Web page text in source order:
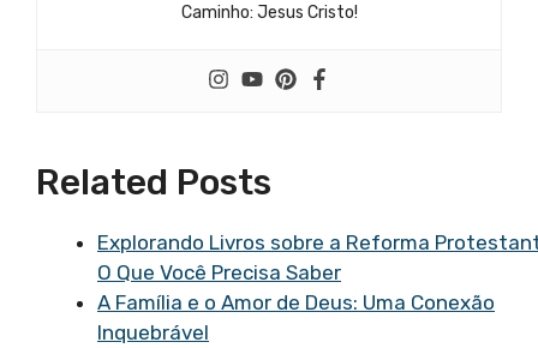
Caminho: Jesus Cristo!
Related Posts
Explorando Livros sobre a Reforma
O Que Você Precisa Saber
A Família e o Amor de Deus: Uma Conexão
Inquebrável